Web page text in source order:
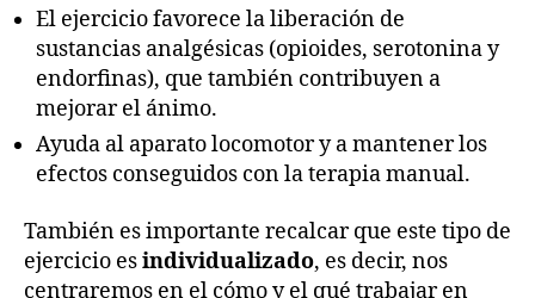
El ejercicio favorece la liberación de
sustancias analgésicas (opioides, serotonina y
endorfinas), que también contribuyen a
mejorar el ánimo.
Ayuda al aparato locomotor y a mantener los
efectos conseguidos con la terapia manual.
También es importante recalcar que este tipo de
ejercicio esindividualizado, es decir, nos
centraremos en el cómo y el qué trabajar en